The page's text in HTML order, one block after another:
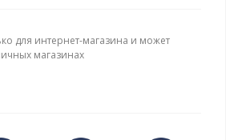
для интернет-магазина и может
магазинах